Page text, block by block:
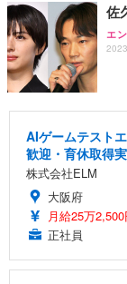
佐
エ
AIゲームテスト
歓迎・育休取得
株式会社ELM
大阪府
月給25万
正社員